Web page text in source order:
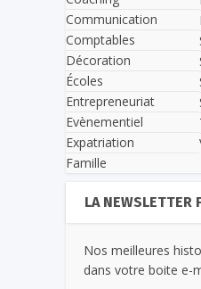
Communication
Comptables
Décoration
Écoles
Entrepreneuriat
Evènementiel
Expatriation
Famille
LA NEWSLETTER
Nos meilleures
dans votre boite e-